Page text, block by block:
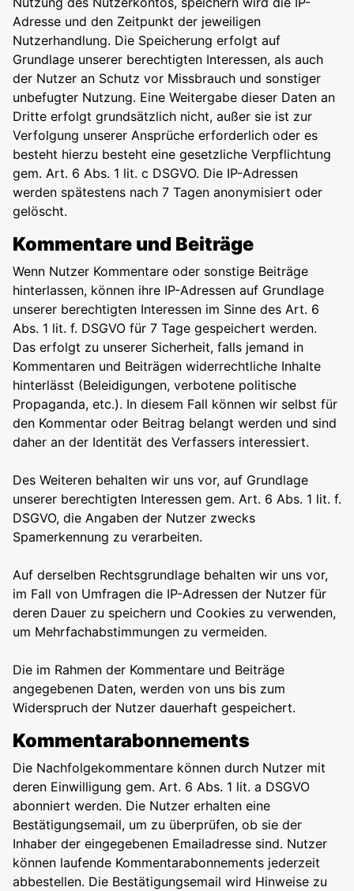
Adresse und den Zeitpunkt der jeweiligen
Nutzerhandlung. Die Speicherung erfolgt auf
Grundlage unserer berechtigten Interessen, als auch
der Nutzer an Schutz vor Missbrauch und sonstiger
unbefugter Nutzung. Eine Weitergabe dieser Daten an
Dritte erfolgt grundsätzlich nicht, außer sie ist zur
Verfolgung unserer Ansprüche erforderlich oder es
besteht hierzu besteht eine gesetzliche Verpflichtung
gem. Art. 6 Abs. 1 lit. c DSGVO. Die IP-Adressen
werden spätestens nach 7 Tagen anonymisiert oder
gelöscht.
Kommentare und Beiträge
Wenn Nutzer Kommentare oder sonstige Beiträge
hinterlassen, können ihre IP-Adressen auf Grundlage
unserer berechtigten Interessen im Sinne des Art. 6
Abs. 1 lit. f. DSGVO für 7 Tage gespeichert werden.
Das erfolgt zu unserer Sicherheit, falls jemand in
Kommentaren und Beiträgen widerrechtliche Inhalte
hinterlässt (Beleidigungen, verbotene politische
Propaganda, etc.). In diesem Fall können wir selbst für
den Kommentar oder Beitrag belangt werden und sind
daher an der Identität des Verfassers interessiert.
Des Weiteren behalten wir uns vor, auf Grundlage
unserer berechtigten Interessen gem. Art. 6 Abs. 1 lit. f.
DSGVO, die Angaben der Nutzer zwecks
Spamerkennung zu verarbeiten.
Auf derselben Rechtsgrundlage behalten wir uns vor,
im Fall von Umfragen die IP-Adressen der Nutzer für
deren Dauer zu speichern und Cookies zu verwenden,
um Mehrfachabstimmungen zu vermeiden.
Die im Rahmen der Kommentare und Beiträge
angegebenen Daten, werden von uns bis zum
Widerspruch der Nutzer dauerhaft gespeichert.
Kommentarabonnements
Die Nachfolgekommentare können durch Nutzer mit
deren Einwilligung gem. Art. 6 Abs. 1 lit. a DSGVO
abonniert werden. Die Nutzer erhalten eine
Bestätigungsemail, um zu überprüfen, ob sie der
Inhaber der eingegebenen Emailadresse sind. Nutzer
können laufende Kommentarabonnements jederzeit
abbestellen. Die Bestätigungsemail wird Hinweise zu